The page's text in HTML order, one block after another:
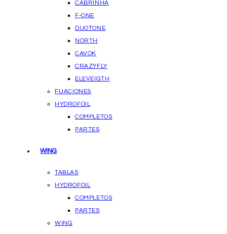
CABRINHA
F-ONE
DUOTONE
NORTH
CAVOK
CRAZYFLY
ELEVEIGTH
FIJACIONES
HYDROFOIL
COMPLETOS
PARTES
WING
TABLAS
HYDROFOIL
COMPLETOS
PARTES
WING